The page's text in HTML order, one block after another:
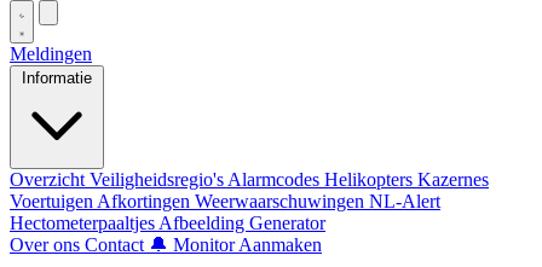
Meldingen
Informatie
Overzicht Veiligheidsregio's Alarmcodes Helikopters Kazernes
Voertuigen Afkortingen Weerwaarschuwingen NL-Alert
Hectometerpaaltjes Afbeelding Generator
Over ons Contact 🔔 Monitor Aanmaken